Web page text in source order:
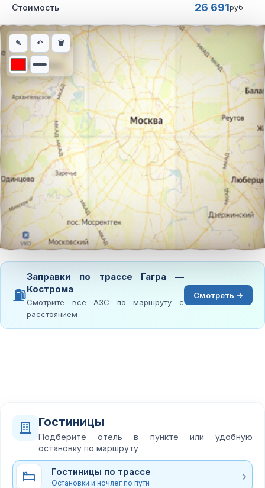
Стоимость 26 691руб.
Интерактивная карта автомобильного маршрута из города
✎ ↶ 🗑
⛽
Заправки по трассе Гагра —
Кострома
Смотрите все АЗС по маршруту с
расстоянием
Смотреть →
Гостиницы
Подберите отель в пункте или удобную
остановку по маршруту
Гостиницы по трассе
Остановки и ночлег по пути